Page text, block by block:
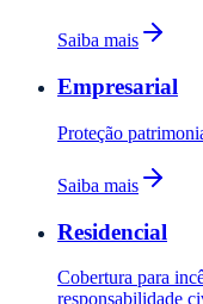
Saiba mais
Empresarial
Proteção
Saiba mais
Residencial
Cobertura para
responsabilidade